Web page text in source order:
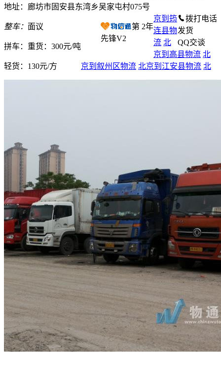
地址：廊坊市固安县东湾乡吴家屯村075号
整车： 面议
拼车： 重货：300元/吨
轻货： 130元/方
第 2年
先锋V2
拨打电话
发货
QQ交谈
京到筠
连县物
流 北
京到高县物流 北
京到叙州区物流 北京到江安县物流 北